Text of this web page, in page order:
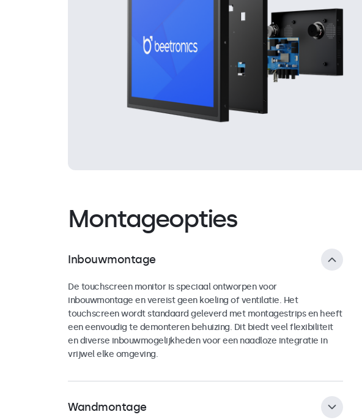
Montageopties
Inbouwmontage
De touchscreen monitor is speciaal ontworpen voor
inbouwmontage en vereist geen koeling of ventilatie. Het
touchscreen wordt standaard geleverd met montagestrips en heeft
een eenvoudig te demonteren behuizing. Dit biedt veel flexibiliteit
en diverse inbouwmogelijkheden voor een naadloze integratie in
vrijwel elke omgeving.
Wandmontage